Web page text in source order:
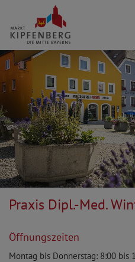
Praxis Dipl.-Med.
Öffnungszeiten
Montag bis Donnerstag: 8:00 bis